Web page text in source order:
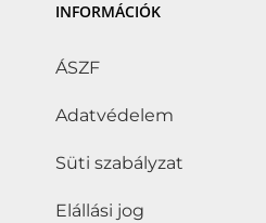
INFORMÁCIÓK
ÁSZF
Adatvédelem
Süti szabályzat
Elállási jog